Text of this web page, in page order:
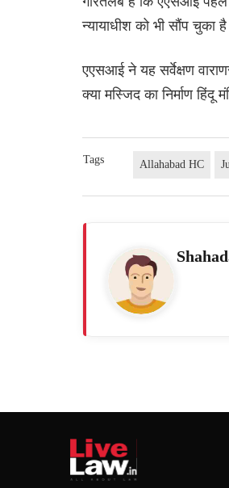
न्यायाधीश को भी सौंप चुका
एएसआई ने यह सर्वेक्षण
क्या मस्जिद का निर्माण
Tags Allahabad HC